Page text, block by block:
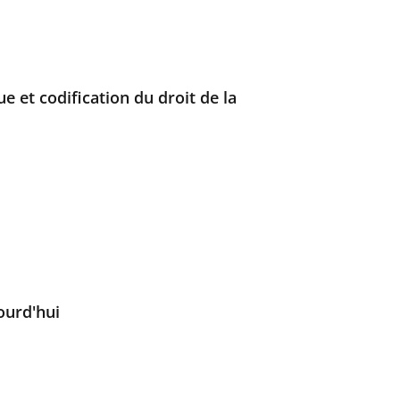
et codification du droit de la